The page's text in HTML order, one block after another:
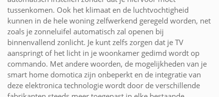
tussenkomen. Ook het klimaat en de luchtvochtigheid
kunnen in de hele woning zelfwerkend geregeld worden, net
zoals je zonneluifel automatisch zal openen bij
binnenvallend zonlicht. Je kunt zelfs zorgen dat je TV
aanspringt of het licht in je woonkamer gedimd wordt op
commando. Met andere woorden, de mogelijkheden van je
smart home domotica zijn onbeperkt en de integratie van
deze elektronica technologie wordt door de verschillende